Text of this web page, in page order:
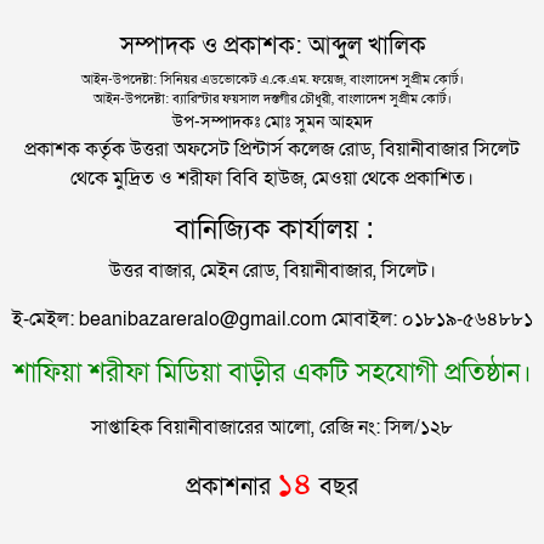
সিলেটে বিচার নিয়ে হতাশ ৬ শহীদ পরিবার
দিল্লিতে শেখ হাসিনার বক্তব্য দেওয়া নিয়ে পররাষ্ট্র
মন্ত্রণালয়ের ক্ষোভ
সিলেটের সাবেক মন্ত্রী-এমপিরা কে কোথায়?
জুলাই আন্দোলন ছাত্র-জনতার বীরত্বের স্মারকস্তম্ভ:
বিয়ানীবাজারের ইউএনও
সিলেটে সড়ক দুর্ঘটনায় প্রাণ গেল যুবকের
ইউনূসকে সঙ্গে নিয়ে জুলাই স্মৃতি জাদুঘর উদ্বোধন করলেন
সম্পাদক ও প্রকাশক: আব্দুল খালিক
আইন-উপদেষ্টা: সিনিয়র এডভোকেট এ.কে.এম. ফয়েজ, বাংলাদেশ সুপ্রীম কোর্ট।
আইন-উপদেষ্টা: ব্যারিস্টার ফয়সাল দস্তগীর চৌধুরী, বাংলাদেশ সুপ্রীম কোর্ট।
উপ-সম্পাদকঃ মোঃ সুমন আহমদ
প্রকাশক কর্তৃক উত্তরা অফসেট প্রিন্টার্স কলেজ রোড, বিয়ানীবাজার সিলেট
থেকে মুদ্রিত ও শরীফা বিবি হাউজ, মেওয়া থেকে প্রকাশিত।
বানিজ্যিক কার্যালয় :
উত্তর বাজার, মেইন রোড, বিয়ানীবাজার, সিলেট।
ই-মেইল: beanibazareralo@gmail.com মোবাইল: ০১৮১৯-৫৬৪৮৮১
শাফিয়া শরীফা মিডিয়া বাড়ীর একটি সহযোগী প্রতিষ্ঠান।
সাপ্তাহিক বিয়ানীবাজারের আলো, রেজি নং: সিল/১২৮
প্রকাশনার ১৪ বছর